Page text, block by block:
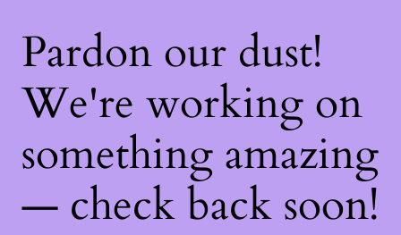
Pardon our dust!
We're working on
something amazing
— check back soon!